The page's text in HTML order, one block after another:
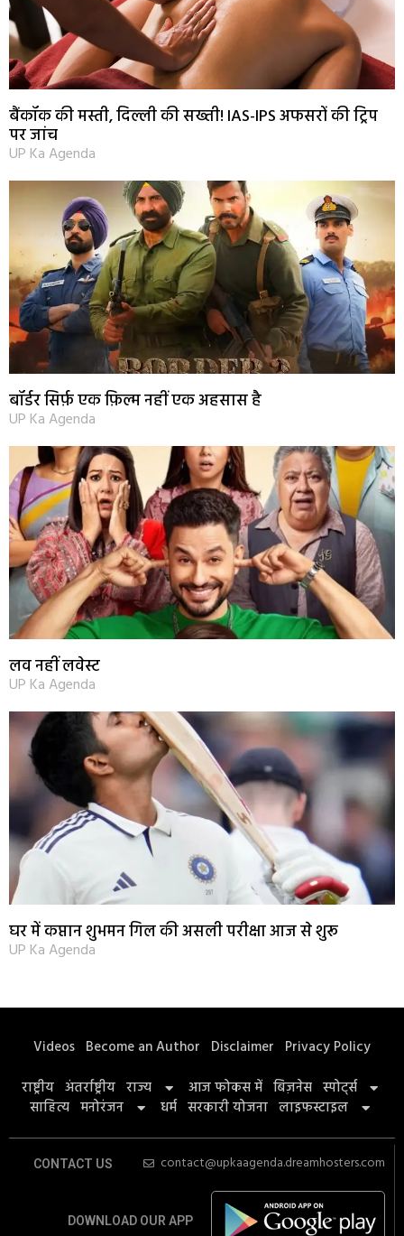
बैंकॉक की मस्ती, दिल्ली की सख्ती! IAS-IPS अफसरों की ट्रिप
पर जांच
UP Ka Agenda
बॉर्डर सिर्फ़ एक फ़िल्म नहीं एक अहसास है
UP Ka Agenda
लव नहीं लवेस्ट
UP Ka Agenda
घर में कप्तान शुभमन गिल की असली परीक्षा आज से शुरू
UP Ka Agenda
Videos Become an Author Disclaimer Privacy Policy
राष्ट्रीय अंतर्राष्ट्रीय राज्य आज फोकस में बिज़नेस स्पोर्ट्स
साहित्य मनोरंजन धर्म सरकारी योजना लाइफस्टाइल
CONTACT US contact@upkaagenda.dreamhosters.com
DOWNLOAD OUR APP